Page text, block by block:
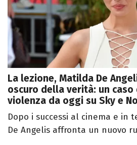
La lezione, Matilda De
oscuro della verità: un
violenza da oggi su Sky e
Dopo i successi al cinema e in
De Angelis affronta un nuovo